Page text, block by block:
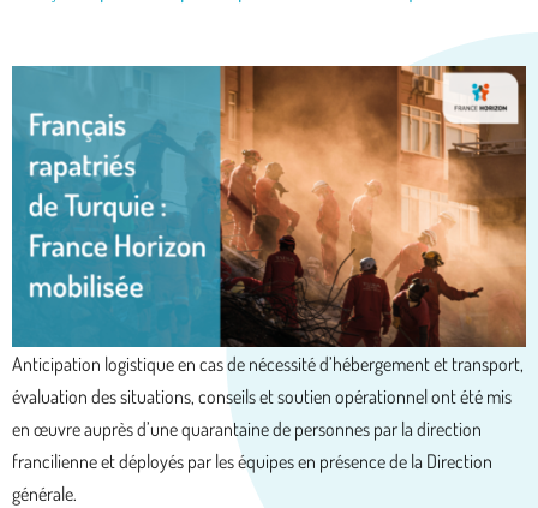
Anticipation logistique en cas de nécessité d’hébergement et transport,
évaluation des situations, conseils et soutien opérationnel ont été mis
en œuvre auprès d’une quarantaine de personnes par la direction
francilienne et déployés par les équipes en présence de la Direction
générale.